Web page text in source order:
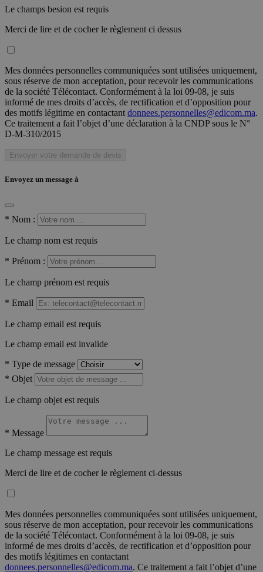
Le champs besion est requis
Merci de lire et de cocher le règlement ci dessus
Mes données personnelles communiquées sont utilisées uniquement,
sous réserve de mon acceptation, pour recevoir les communications
de la société Télécontact. Conformément à la loi 09-08, je suis
informé de mes droits d’accès, de rectification et d’opposition pour
des motifs légitime en contactant donnees.personnelles@edicom.ma.
Ce traitement a fait l’objet d’une déclaration à la CNDP sous le N°
D-M-310/2015
Envoyer votre demande de devis
Envoyez un message à
* Nom :
Le champ nom est requis
* Prénom :
Le champ prénom est requis
* Email
Le champ email est requis
Le champ email est invalide
* Type de message
* Objet
Le champ objet est requis
* Message
Le champ message est requis
Merci de lire et de cocher le règlement ci-dessus
Mes données personnelles communiquées sont utilisées uniquement,
sous réserve de mon acceptation, pour recevoir les communications
de la société Télécontact. Conformément à la loi 09-08, je suis
informé de mes droits d’accès, de rectification et d’opposition pour
des motifs légitimes en contactant
donnees.personnelles@edicom.ma. Ce traitement a fait l’objet d’une